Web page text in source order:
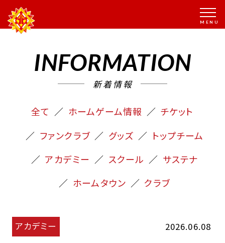
INFORMATION
新着情報
全て ホームゲーム情報
チケット
ファンクラブ
グッズ
トップチーム
アカデミー
スクール
サステナ
ホームタウン
クラブ
アカデミー 2026.06.08